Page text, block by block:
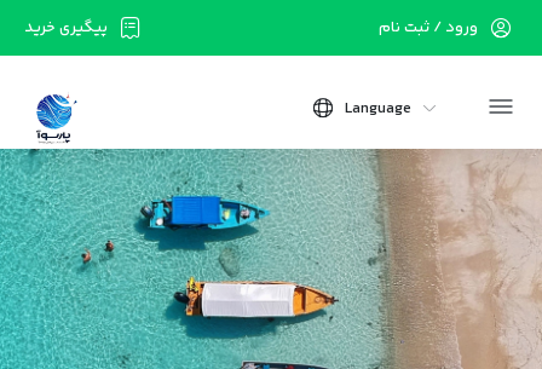
پیگیری خرید ورود / ثبت نام
Language